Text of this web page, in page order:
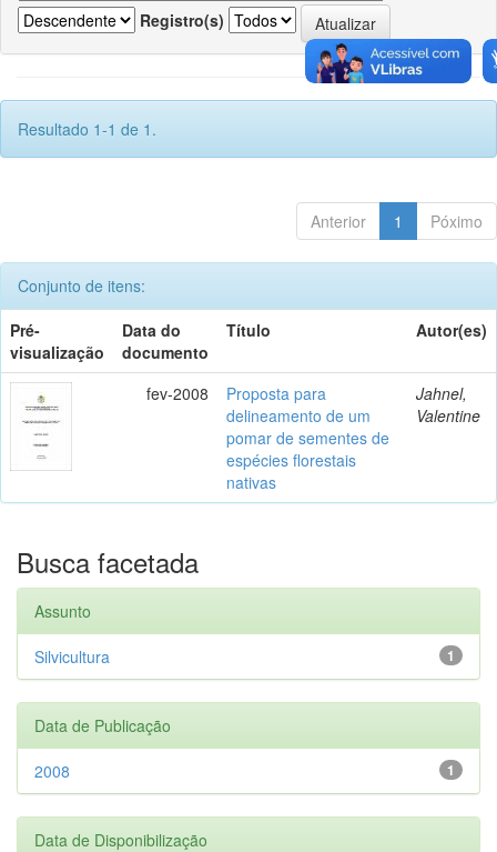
Registro(s)
Resultado 1-1 de 1.
Anterior 1 Póximo
Conjunto de itens:
Pré-
visualização
Data do
documento
Título Autor(es)
fev-2008
Proposta para
delineamento de um
pomar de sementes de
espécies florestais
nativas
Jahnel,
Valentine
Busca facetada
Assunto
1
Silvicultura
Data de Publicação
1
2008
Data de Disponibilização